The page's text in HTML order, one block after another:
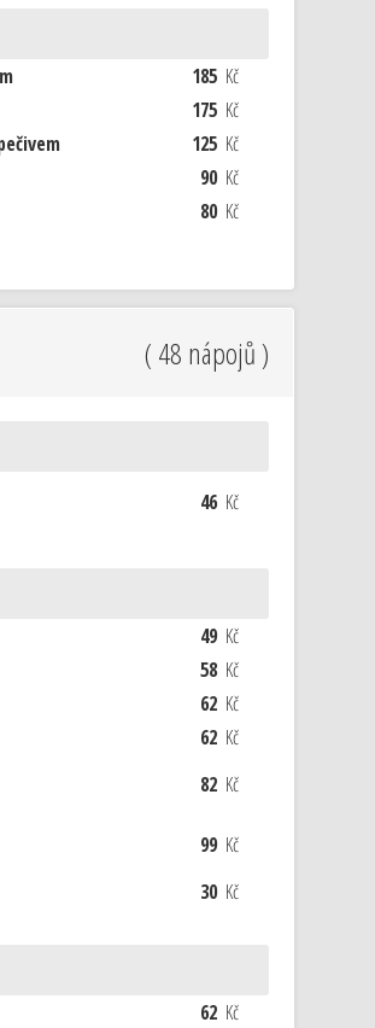
185Kč
175Kč
125Kč
90Kč
80Kč
( 48 nápojů )
46Kč
49Kč
58Kč
62Kč
62Kč
82Kč
99Kč
30Kč
62Kč